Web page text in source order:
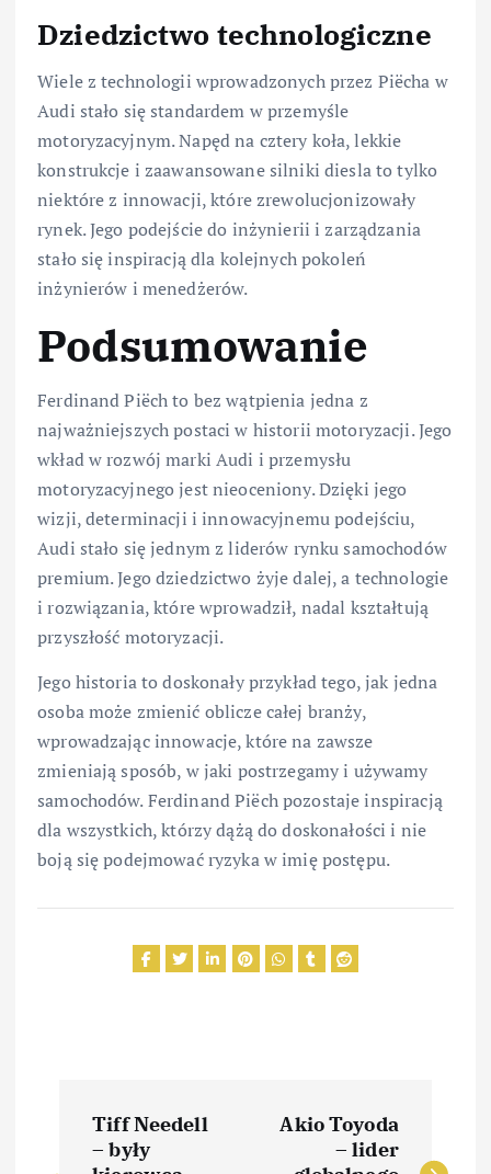
Dziedzictwo technologiczne
Wiele z technologii wprowadzonych przez Piëcha w
Audi stało się standardem w przemyśle
motoryzacyjnym. Napęd na cztery koła, lekkie
konstrukcje i zaawansowane silniki diesla to tylko
niektóre z innowacji, które zrewolucjonizowały
rynek. Jego podejście do inżynierii i zarządzania
stało się inspiracją dla kolejnych pokoleń
inżynierów i menedżerów.
Podsumowanie
Ferdinand Piëch to bez wątpienia jedna z
najważniejszych postaci w historii motoryzacji. Jego
wkład w rozwój marki Audi i przemysłu
motoryzacyjnego jest nieoceniony. Dzięki jego
wizji, determinacji i innowacyjnemu podejściu,
Audi stało się jednym z liderów rynku samochodów
premium. Jego dziedzictwo żyje dalej, a technologie
i rozwiązania, które wprowadził, nadal kształtują
przyszłość motoryzacji.
Jego historia to doskonały przykład tego, jak jedna
osoba może zmienić oblicze całej branży,
wprowadzając innowacje, które na zawsze
zmieniają sposób, w jaki postrzegamy i używamy
samochodów. Ferdinand Piëch pozostaje inspiracją
dla wszystkich, którzy dążą do doskonałości i nie
boją się podejmować ryzyka w imię postępu.
a
Tiff Needell
– były
Akio Toyoda
– lider